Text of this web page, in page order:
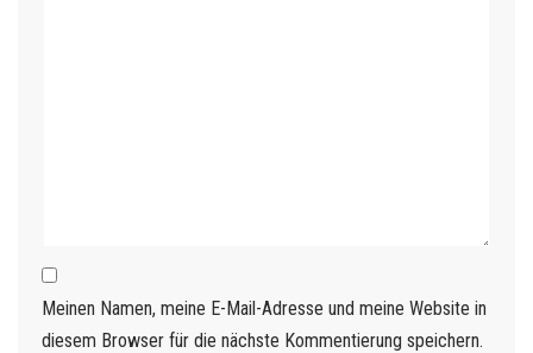
Meinen Namen, meine E-Mail-Adresse und meine Website in
diesem Browser für die nächste Kommentierung speichern.